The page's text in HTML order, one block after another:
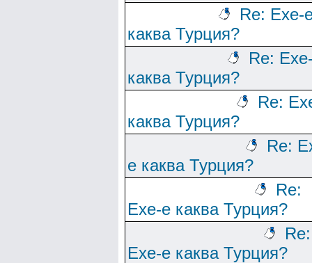
Re: Ехе-
каква Турция?
Re:
каква Турция?
Re:
каква Турция?
Re:
е каква Турция?
Re:
Ехе-е каква Турция?
Re:
Ехе-е каква Турция?